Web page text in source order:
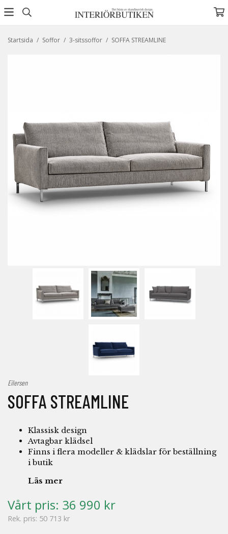
Startsida / Soffor / 3-sitssoffor / SOFFA STREAMLINE
Eilersen
SOFFA STREAMLINE
Klassisk design
Avtagbar klädsel
Finns i flera modeller & klädslar för beställning
i butik
Läs mer
Vårt pris: 36 990 kr
Rek. pris: 50 713 kr